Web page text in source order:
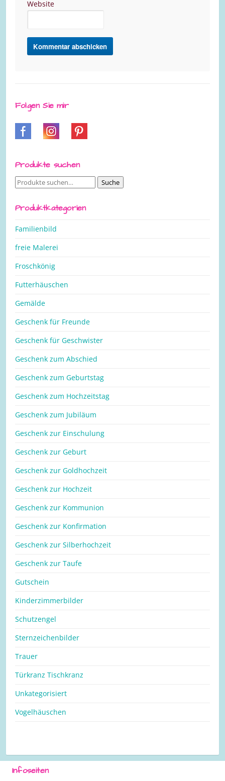
Website
Folgen Sie mir
Produkte suchen
Suche
Suche
Produktkategorien
Familienbild
freie Malerei
Froschkönig
Futterhäuschen
Gemälde
Geschenk für Freunde
Geschenk für Geschwister
Geschenk zum Abschied
Geschenk zum Geburtstag
Geschenk zum Hochzeitstag
Geschenk zum Jubiläum
Geschenk zur Einschulung
Geschenk zur Geburt
Geschenk zur Goldhochzeit
Geschenk zur Hochzeit
Geschenk zur Kommunion
Geschenk zur Konfirmation
Geschenk zur Silberhochzeit
Geschenk zur Taufe
Gutschein
Kinderzimmerbilder
Schutzengel
Sternzeichenbilder
Trauer
Türkranz Tischkranz
Unkategorisiert
Vogelhäuschen
Infoseiten